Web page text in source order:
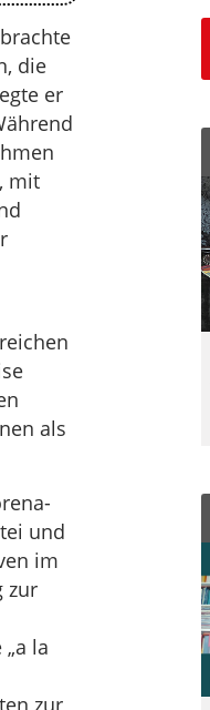
die
er
mit
als
und
im
zur
la
zur